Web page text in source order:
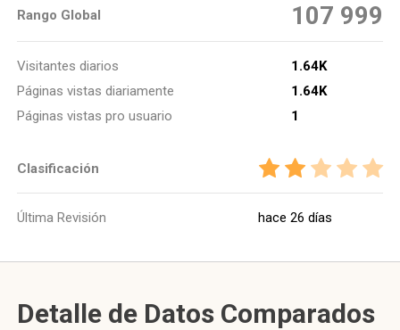
Rango Global 107 999
Visitantes diarios
1.64K
Páginas vistas diariamente
1.64K
Páginas vistas pro usuario
1
Clasificación
Última Revisión hace 26 días
Detalle de Datos Comparados